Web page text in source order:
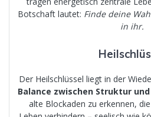
Botschaft lautet: Finde deine
in ihr.
Der Heilschlüssel liegt in der
Balance zwischen Struktur
alte Blockaden zu erkennen,